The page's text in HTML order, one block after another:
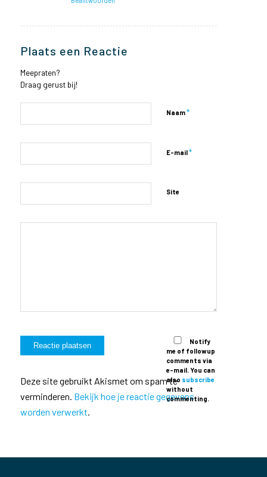
Plaats een Reactie
Meepraten?
Draag gerust bij!
Naam*
E-mail*
Site
Notify
me of followup
comments via
e-mail. You can
also subscribe
without
commenting.
Deze site gebruikt Akismet om spam te
verminderen. Bekijk hoe je reactie gegevens
worden verwerkt